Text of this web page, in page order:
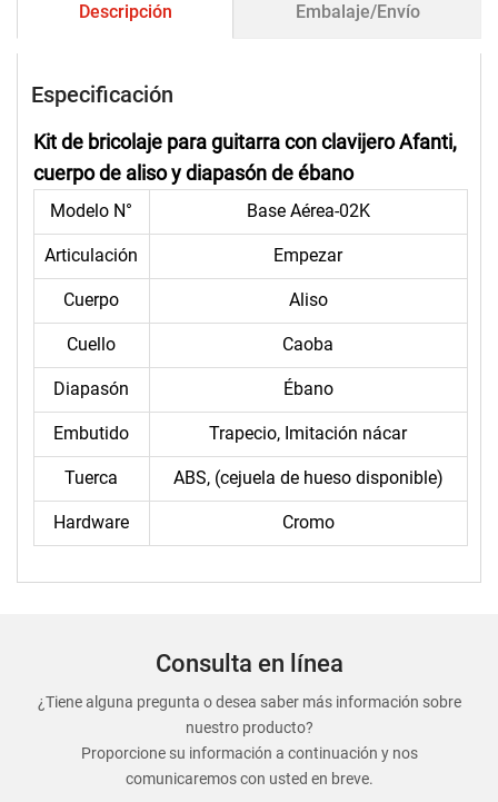
Descripción Embalaje/Envío
Especificación
Kit de bricolaje para guitarra con clavijero Afanti,
cuerpo de aliso y diapasón de ébano
Modelo N° Base Aérea-02K
Articulación Empezar
Cuerpo Aliso
Cuello Caoba
Diapasón Ébano
Embutido Trapecio, Imitación nácar
Tuerca ABS, (cejuela de hueso disponible)
Hardware Cromo
Consulta en línea
¿Tiene alguna pregunta o desea saber más información sobre
nuestro producto?
Proporcione su información a continuación y nos
comunicaremos con usted en breve.